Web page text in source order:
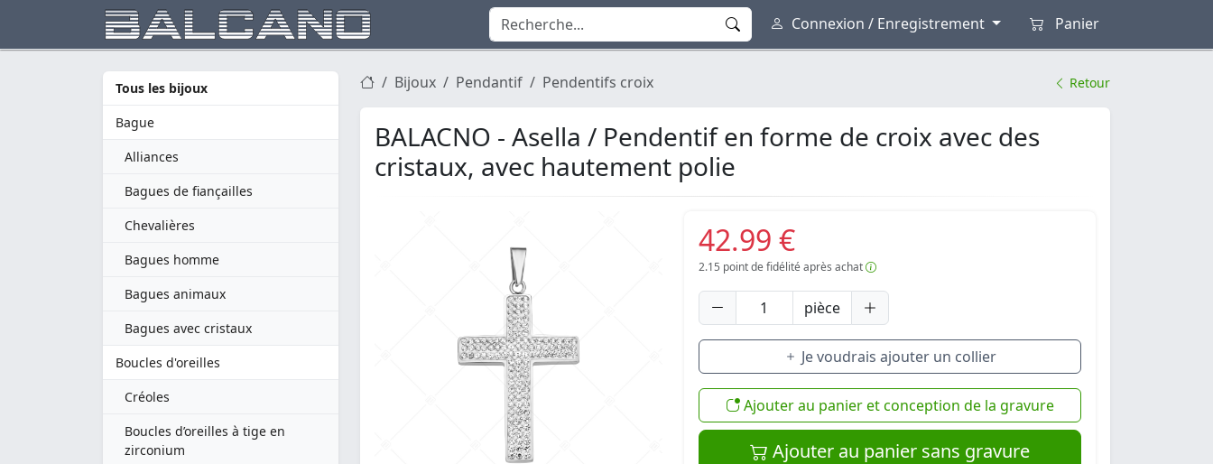
Connexion / Enregistrement Panier
Tous les bijoux
Bague
Alliances
Bagues de fiançailles
Chevalières
Bagues homme
Bagues animaux
Bagues avec cristaux
Boucles d'oreilles
Créoles
Boucles d’oreilles à tige en
zirconium
Bijoux Pendantif Pendentifs croix Retour
BALACNO - Asella / Pendentif en forme de croix avec des
cristaux, avec hautement polie
42.99 €
2.15 point de fidélité après achat
pièce
Je voudrais ajouter un collier
Ajouter au panier et conception de la gravure
Ajouter au panier sans gravure